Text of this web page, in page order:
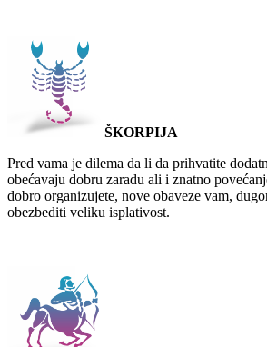
ŠКORPIJA
Pred vama je dilema da li da prihvatite
obećavaju dobru zaradu ali i znatno
dobro organizujete, nove obaveze vam,
obezbediti veliku isplativost.